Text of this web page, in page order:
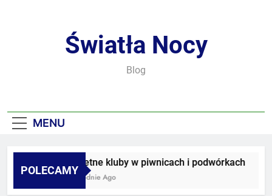
Światła Nocy
Blog
MENU
POLECAMY
Sekretne kluby w piwnicach i podwórkach
3 Tygodnie Ago